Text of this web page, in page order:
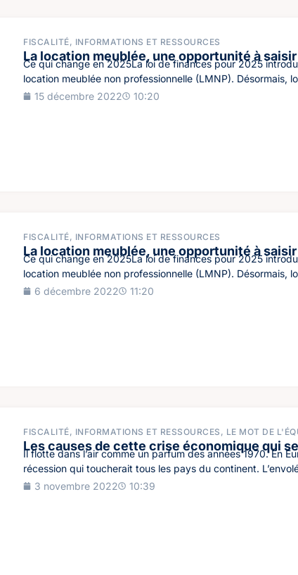
FISCALITÉ, INFORMATIONS ET RESSOURCES
La location meublée, une opportunité à
Ce qui change en 2025La loi de finances pour 2025
location meublée non professionnelle (LMNP). Désormais,
15 décembre 2022
10:20
FISCALITÉ, INFORMATIONS ET RESSOURCES
La location meublée, une opportunité à
Ce qui change en 2025La loi de finances pour 2025
location meublée non professionnelle (LMNP). Désormais,
6 décembre 2022
11:20
FISCALITÉ, INFORMATIONS ET RESSOURCES , LE MOT DE
Les causes de cette crise économique qui
Il flotte dans l’air comme un parfum des années 1970. En
récession qui toucherait tous les pays du continent.
3 novembre 2022
10:39